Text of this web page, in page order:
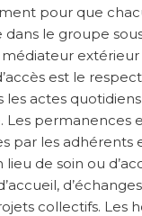
pour que
le groupe sous
extérieur
est le
les actes
Les permanences
par les adhérents
lieu de soin ou
collectifs. Les